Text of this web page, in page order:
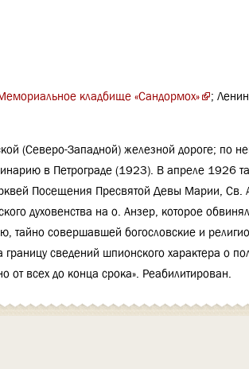
кладбище «Сандормох»
;
(Северо-Западной) железной дороге; по
в Петрограде (1923). В апреле 1926
Посещения Пресвятой Девы Марии, Св.
духовенства на о. Анзер, которое
тайно совершавшей богословские и
сведений шпионского характера о
от всех до конца срока». Реабилитирован.